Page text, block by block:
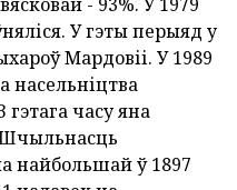
У гэты перыяд у
Мардовіі. У 1989
насельніцтва
гэтага часу яна
Шчыльнасць
найбольшай ў 1897